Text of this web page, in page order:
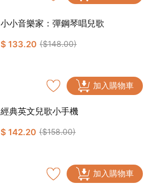
小小音樂家：彈鋼琴唱兒歌
$ 133.20 ($148.00)
加入購物車
經典英文兒歌小手機
$ 142.20 ($158.00)
加入購物車